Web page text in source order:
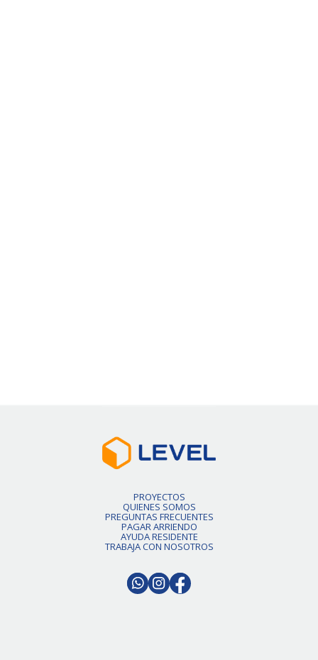
PROYECTOS
QUIENES SOMOS
PREGUNTAS FRECUENTES
PAGAR ARRIENDO
AYUDA RESIDENTE
TRABAJA CON NOSOTROS